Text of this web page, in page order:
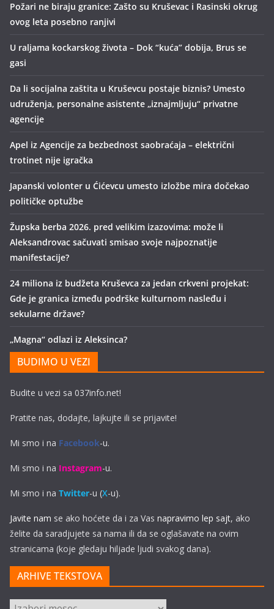
Požari ne biraju granice: Zašto su Kruševac i Rasinski okrug
ovog leta posebno ranjivi
U raljama kockarskog života – Dok “kuća” dobija, Brus se
gasi
Da li socijalna zaštita u Kruševcu postaje biznis? Umesto
udruženja, personalne asistente „iznajmljuju“ privatne
agencije
Apel iz Agencije za bezbednost saobraćaja – električni
trotinet nije igračka
Japanski volonter u Ćićevcu umesto izložbe mira dočekao
političke optužbe
Župska berba 2026. pred velikim izazovima: može li
Aleksandrovac sačuvati smisao svoje najpoznatije
manifestacije?
24 miliona iz budžeta Kruševca za jedan crkveni projekat:
Gde je granica između podrške kulturnom nasleđu i
sekularne države?
„Magna“ odlazi iz Aleksinca?
BUDIMO U VEZI
Budite u vezi sa 037info.net!
Pratite nas, dodajte, lajkujte ili se prijavite!
Mi smo i na Facebook-u.
Mi smo i na Instagram-u.
Mi smo i na Twitter-u (X-u).
Javite nam se ako hoćete da i za Vas napravimo lep sajt, ako
želite da saradjujete sa nama ili da se oglašavate na ovim
stranicama (koje gledaju hiljade ljudi svakog dana).
ARHIVE TEKSTOVA
ARHIVE